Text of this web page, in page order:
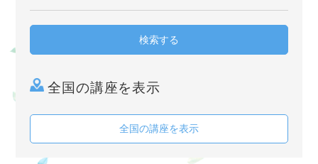
検索する
全国の講座を表示
全国の講座を表示